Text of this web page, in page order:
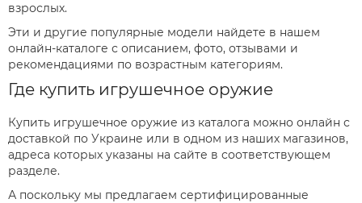
взрослых.
Эти и другие популярные модели найдете в нашем
онлайн-каталоге с описанием, фото, отзывами и
рекомендациями по возрастным категориям.
Где купить игрушечное оружие
Купить игрушечное оружие из каталога можно онлайн с
доставкой по Украине или в одном из наших магазинов,
адреса которых указаны на сайте в соответствующем
разделе.
А поскольку мы предлагаем сертифицированные